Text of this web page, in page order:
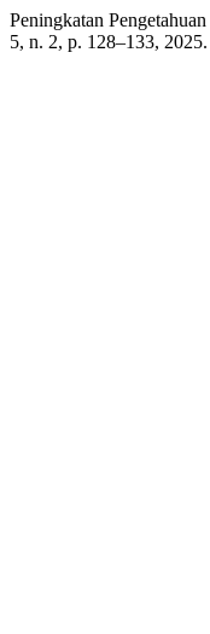
Peningkatan
5, n. 2, p. 128–133,